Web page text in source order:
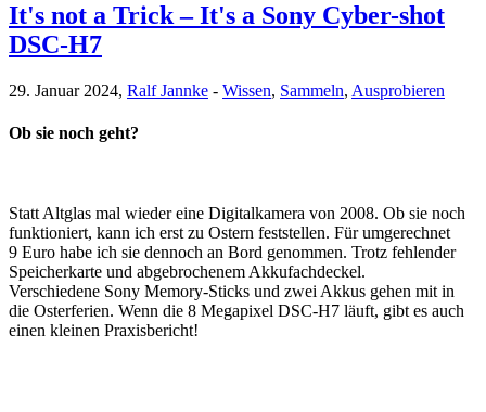
It's not a Trick – It's a Sony Cyber-shot
DSC-H7
29. Januar 2024, Ralf Jannke - Wissen, Sammeln, Ausprobieren
Ob sie noch geht?
Statt Altglas mal wieder eine Digitalkamera von 2008. Ob sie noch
funktioniert, kann ich erst zu Ostern feststellen. Für umgerechnet
9 Euro habe ich sie dennoch an Bord genommen. Trotz fehlender
Speicherkarte und abgebrochenem Akkufachdeckel.
Verschiedene Sony Memory-Sticks und zwei Akkus gehen mit in
die Osterferien. Wenn die 8 Megapixel DSC-H7 läuft, gibt es auch
einen kleinen Praxisbericht!